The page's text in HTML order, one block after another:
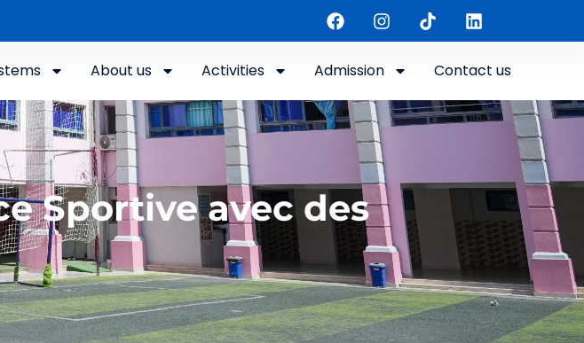
About us Activities Admission Contact us
Sportive avec des